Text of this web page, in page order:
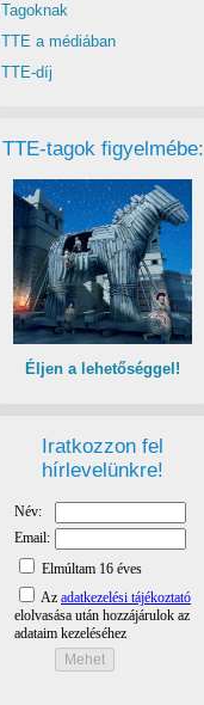
Tagoknak
TTE a médiában
TTE-díj
TTE-tagok figyelmébe:
Éljen a lehetőséggel!
Iratkozzon fel
hírlevelünkre!